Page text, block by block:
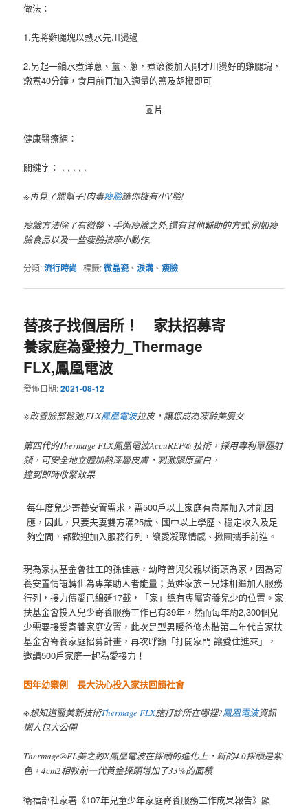
做法：
1.先將雞腿塊以熱水先川燙過
2.另起一鍋水煮洋蔥、薑、蔥，煮滾後加入剛才川燙好的雞腿塊，
燉煮40分鐘，食用前再加入適量的鹽及胡椒即可
圖片
健康醫療網：
關鍵字： , , , , ,
※再見了腮幫子!肉毒瘦臉讓你擁有小V臉!
瘦臉方法除了有微整、手術瘦臉之外,還有其他輔助的方式,例如瘦
臉食品以及一些瘦臉按摩小動作,
分類:流行時尚 |標籤:微晶瓷 、淚溝 、瘦臉
替孩子找個居所！ 家扶招募寄
養家庭為愛接力_Thermage
FLX,鳳凰電波
發佈日期:2021-08-12
※改善臉部鬆弛,FLX鳳凰電波拉皮，讓您成為凍齡美魔女
第四代的Thermage FLX鳳凰電波AccuREP® 技術，採用專利單極射
頻，可安全地立體加熱深層皮膚，刺激膠原蛋白，
達到即時收緊效果
每年度兒少寄養安置需求，需500戶以上家庭有意願加入才能因
應，因此，只要夫妻雙方滿25歲、國中以上學歷、穩定收入及足
夠空間，都歡迎加入服務行列，讓愛凝聚情感、揪團攜手前進。
現為家扶基金會社工的孫佳慧，幼時曾與父親以街頭為家，因為寄
養安置情誼轉化為專業助人者能量；黃姓家族三兄妹相繼加入服務
行列，接力傳愛已綿延17載，「家」總有專屬寄養兒少的位置。家
扶基金會投入兒少寄養服務工作已有39年，然而每年約2,300個兒
少需要接受寄養家庭安置，此次是型男暖爸修杰楷第二年代言家扶
基金會寄養家庭招募計畫，再次呼籲「打開家門 讓愛住進來」，
邀請500戶家庭一起為愛接力！
因年幼案例 長大決心投入家扶回饋社會
※想知道醫美新技術Thermage FLX施打診所在哪裡?鳳凰電波資訊
懶人包大公開
Thermage®FL美之約X鳳凰電波在探頭的進化上，新的4.0探頭是紫
色，4cm2相較前一代黃金探頭增加了33%的面積
衛福部社家署《107年兒童少年家庭寄養服務工作成果報告》顯